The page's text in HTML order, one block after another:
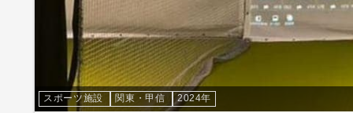
スポーツ施設 関東・甲信 2024年